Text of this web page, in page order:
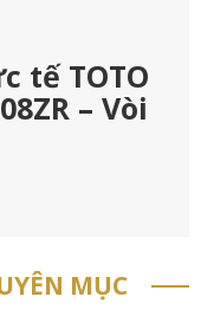
tế TOTO
– Vòi
MỤC